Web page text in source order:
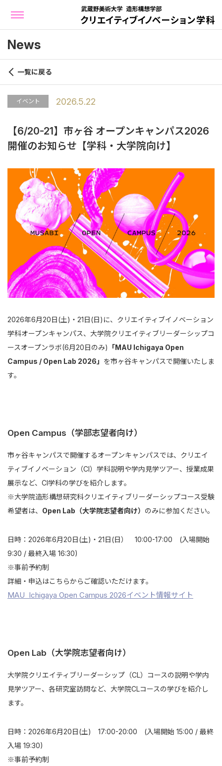
News
一覧に戻る
イベント 2026.5.22
【6/20-21】市ヶ谷 オープンキャンパス2026
開催のお知らせ【学科・大学院向け】
2026年6月20日(土)・21日(日)に、クリエイティブイノベーション
学科オープンキャンパス、大学院クリエイティブリーダーシップコ
ースオープンラボ(6月20日のみ)
「MAU Ichigaya Open
Campus / Open Lab 2026」 を市ヶ谷キャンパスで開催いたしま
す。
Open Campus（学部志望者向け）
市ヶ谷キャンパスで開催するオープンキャンパスでは、クリエイ
ティブイノベーション（CI）学科説明や学内見学ツアー、授業成果
展示など、CI学科の学びを紹介します。
※大学院造形構想研究科クリエイティブリーダーシップコース受験
希望者は、 Open Lab（大学院志望者向け） のみに参加ください。
日時：2026年6月20日(土)・21日(日） 10:00-17:00 (入場開始
9:30 / 最終入場 16:30)
※事前予約制
詳細・申込はこちらからご確認いただけます。
MAU Ichigaya Open Campus 2026イベント情報サイト
Open Lab（大学院志望者向け）
大学院クリエイティブリーダーシップ（CL）コースの説明や学内
見学ツアー、各研究室訪問など、大学院CLコースの学びを紹介し
ます。
日時：2026年6月20日(土) 17:00-20:00 (入場開始 15:00 / 最終
入場 19:30)
※事前予約制